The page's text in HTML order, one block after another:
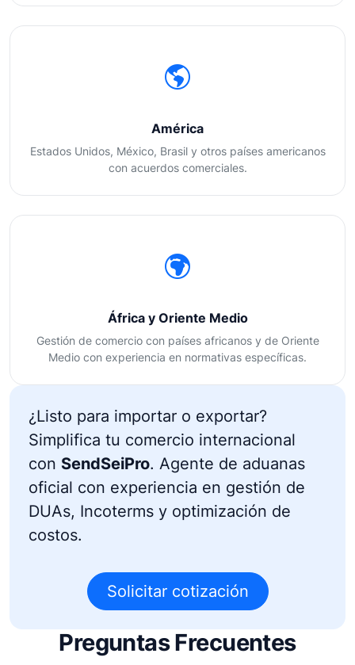
América
Estados Unidos, México, Brasil y otros países americanos
con acuerdos comerciales.
África y Oriente Medio
Gestión de comercio con países africanos y de Oriente
Medio con experiencia en normativas específicas.
¿Listo para importar o exportar?
Simplifica tu comercio internacional
con SendSeiPro. Agente de aduanas
oficial con experiencia en gestión de
DUAs, Incoterms y optimización de
costos.
Solicitar cotización
Preguntas Frecuentes